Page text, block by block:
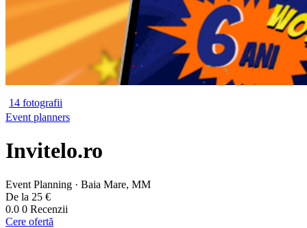
14 fotografii
Event planners
Invitelo.ro
Event Planning · Baia Mare, MM
De la 25 €
0.0 0 Recenzii
Cere ofertă